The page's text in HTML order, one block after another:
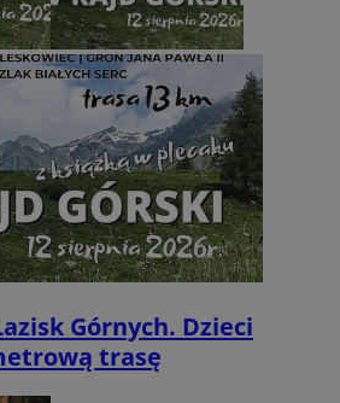
Górnych. Dzieci
trasę